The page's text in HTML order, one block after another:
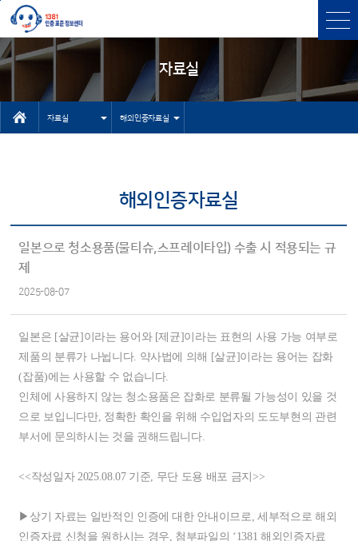
본문바로가기
주메뉴 바로가기
자료실
자료실
상담
NEP/NET헬
해외인증자료실
유용한 사이
기타 자료실
해외인증자료실
일본으로 청소용품(물티슈,스프레이타입) 수출 시 적용되는 규
제
2025-08-07
일본은 [살균]이라는 용어와 [제균]이라는 표현의 사용 가능 여부로
제품의 분류가 나뉩니다. 약사법에 의해 [살균]이라는 용어는 잡화
(잡품)에는 사용할 수 없습니다.
인체에 사용하지 않는 청소용품은 잡화로 분류될 가능성이 있을 것
으로 보입니다만, 정확한 확인을 위해 수입업자의 도도부현의 관련
부서에 문의하시는 것을 권해드립니다.
<<작성일자 2025.08.07 기준, 무단 도용 배포 금지>>
▶상기 자료는 일반적인 인증에 대한 안내이므로, 세부적으로 해외
인증자료 신청을 원하시는 경우, 첨부파일의 ‘1381 해외인증자료